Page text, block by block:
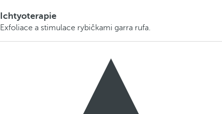
Ichtyoterapie
Exfoliace a stimulace rybičkami garra rufa.